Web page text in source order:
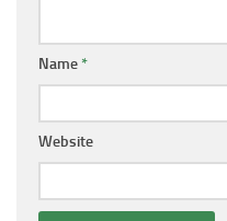
Name*
Website